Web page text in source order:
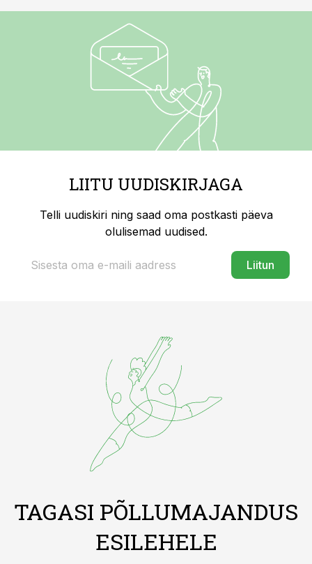
LIITU UUDISKIRJAGA
Telli uudiskiri ning saad oma postkasti päeva
olulisemad uudised.
Liitun
TAGASI PÕLLUMAJANDUS
ESILEHELE